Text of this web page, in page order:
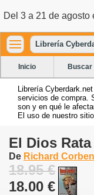
Del 3 a 21 de agosto
Librería
Inicio Buscar
Librería
servicios de compra.
son y en qué le
El uso de nuestro
El Dios
De Richard Corben
18.95 €
18.00 €